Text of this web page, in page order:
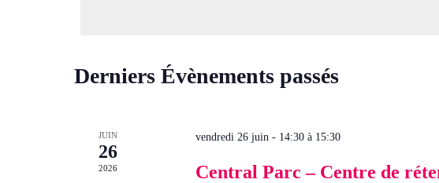
Derniers Évènements passés
JUIN
26
2026
vendredi 26 juin - 14:30à 15:30
Central Parc – Centre de